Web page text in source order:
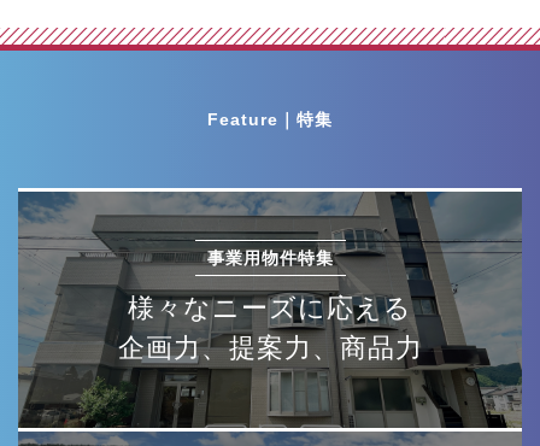
Feature｜特集
事業用物件特集
様々なニーズに応える
企画力、提案力、商品力